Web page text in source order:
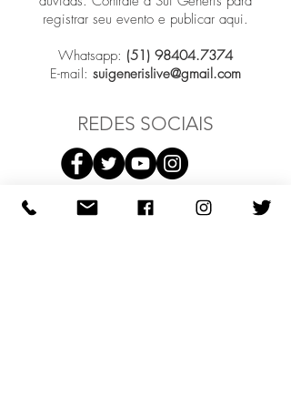
registrar seu evento e publicar aqui.
Whatsapp: (51) 98404.7374
E-mail: suigenerislive@gmail.com
REDES SOCIAIS